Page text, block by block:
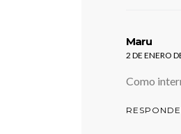
Maru
2 DE ENERO
Como